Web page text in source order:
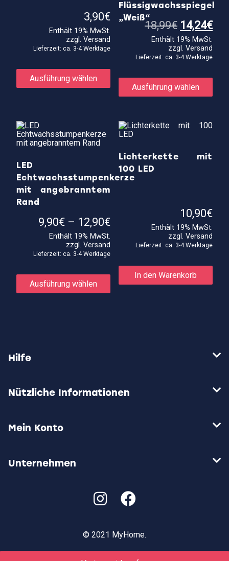
3,90€
Enthält 19% MwSt.
zzgl.Versand
Lieferzeit: ca. 3-4 Werktage
Ausführung wählen
Produkt
weist
mehrere
Varianten
Optionen
können
der
Produktseite
gewählt
werden
Flüssigwachsspiegel
„Weiß“
18,99€
Preis
war:
18,99€
14,24€
Enthält 19% MwSt.
zzgl. Versand
Lieferzeit: ca. 3-4 Werktage
Ausführung wählen
Die
LED
Echtwachsstumpenkerze
mit angebranntem
Rand
9,90€ – 12,90€Preisspanne:
9,90€
12,90€
Enthält 19% MwSt.
zzgl.Versand
Lieferzeit: ca. 3-4 Werktage
Ausführung wählen
Dieses
Produkt
weist
mehrere
Lichterkette mit
100 LED
10,90€
Enthält 19% MwSt.
zzgl. Versand
Lieferzeit: ca. 3-4 Werktage
In den Warenkorb
Hilfe
Nützliche Informationen
Mein Konto
Unternehmen
© 2021 MyHome.